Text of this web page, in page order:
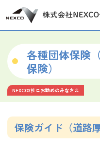
各種団体保険
保険）
NEXCO3社にお勤めのみなさま
保険ガイド（道路